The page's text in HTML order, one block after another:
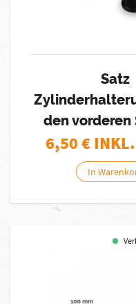
Satz
den vorderen
6,50€
In